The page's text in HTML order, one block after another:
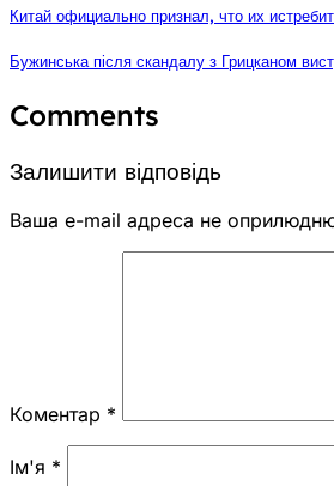
Китай официально признал, что их
Бужинська після скандалу з Грицканом
Comments
Залишити відповідь
Ваша e-mail адреса не
Коментар *
Ім'я *